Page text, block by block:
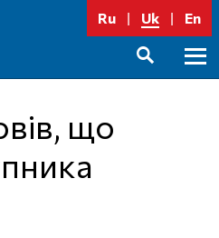
Ru Uk En